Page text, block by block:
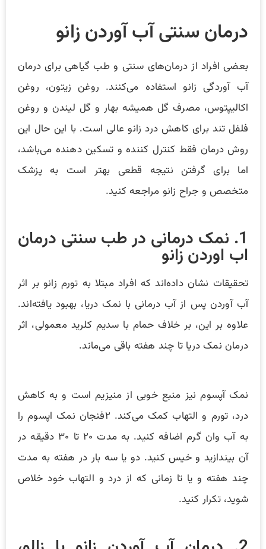
درمان سنتی آب آوردن زانو
بعضی افراد از درمان‌های سنتی و طب گیاهی برای درمان
آب آوردگی زانو استفاده می‌کنند. روغن زیتون، روغن
اکالیپتوس، مصرف گل همیشه بهار و گل لیندن و روغن
فلفل تند برای کاهش درد زانو عالی است. با این حال این
روش درمان فقط کنترل کننده و تسکین دهنده می‌باشد،
اما برای گرفتن نتیجه قطعی بهتر است به پزشک
متخصص و جراح زانو مراجعه کنید.
1. نمک درمانی در طب سنتی درمان
اب اوردن زانو
تحقیقات نشان داده‌اند که افراد مبتلا به تورم زانو بر اثر
آب آوردن پس از آب درمانی با نمک دریا، بهبود یافته‌اند.
علاوه بر این، بر خلاف حمام با سدیم کلرید معمولی، اثر
درمان نمک دریا تا چند هفته باقی می‌ماند.
نمک آپسوم نیز منبع خوبی از منیزیم است و به کاهش
درد، تورم و التهاب کمک می‌کند. ۲فنجان نمک اپسوم را
به آب وان گرم اضافه کنید. به مدت ۲۰ تا ۳۰ دقیقه در
آن بیندازید و خیس کنید. دو یا سه بار در هفته به مدت
چند هفته و یا تا زمانی که از درد و التهاب خود خلاص
شوید، تکرار کنید.